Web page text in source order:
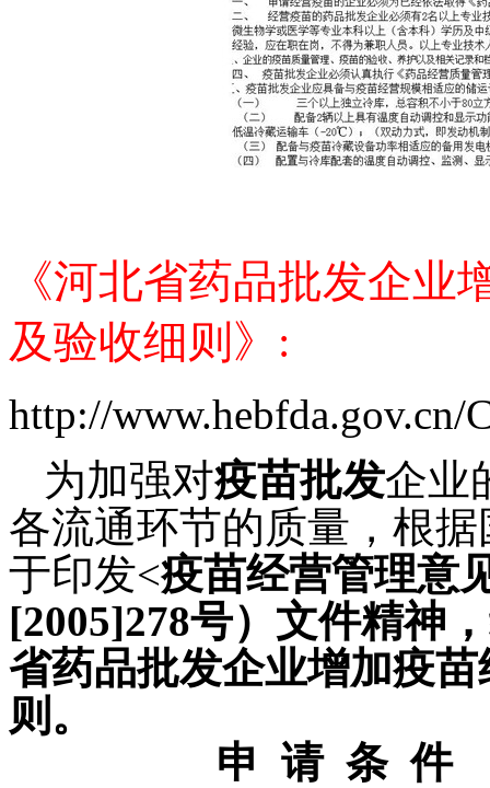
《河北省药品批发企
及验收细则》 :
http://www.hebfda.gov.cn/
为加强对疫苗批发企业
各流通环节的质量，根
于印发<疫苗经营管理意
[2005]278号）文件精神
省药品批发企业增加疫
则。
申 请 条 件